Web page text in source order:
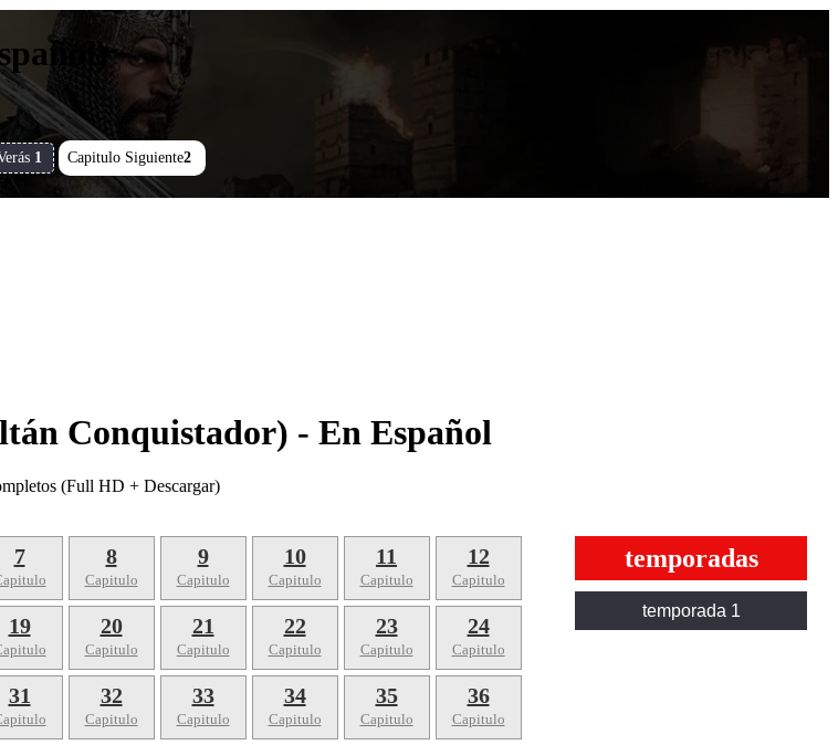
1 Capitulo Siguiente2
Conquistador) - En Español
(Full HD + Descargar)
temporadas
temporada 1
7 8
Capitulo
9
Capitulo
10
Capitulo
11
Capitulo
12
Capitulo
19 20
Capitulo
21
Capitulo
22
Capitulo
23
Capitulo
24
Capitulo
31 32
Capitulo
33
Capitulo
34
Capitulo
35
Capitulo
36
Capitulo